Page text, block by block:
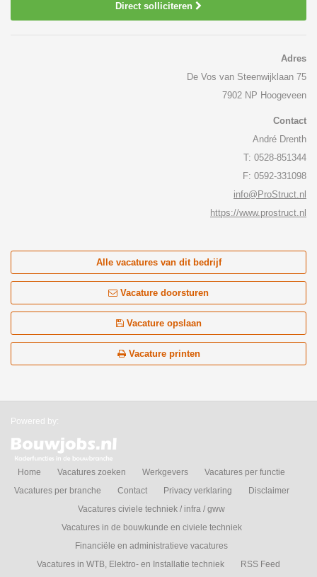
Direct solliciteren
Adres
De Vos van Steenwijklaan 75
7902 NP Hoogeveen
Contact
André Drenth
T: 0528-851344
F: 0592-331098
info@ProStruct.nl
https://www.prostruct.nl
Alle vacatures van dit bedrijf
Vacature doorsturen
Vacature opslaan
Vacature printen
Powered by:
Home Vacatures zoeken Werkgevers
Vacatures per functie
Vacatures per branche
Contact Privacy verklaring
Disclaimer
Vacatures civiele techniek / infra / gww
Vacatures in de bouwkunde en civiele techniek
Financiële en administratieve vacatures
Vacatures in WTB, Elektro- en Installatie techniek
RSS Feed